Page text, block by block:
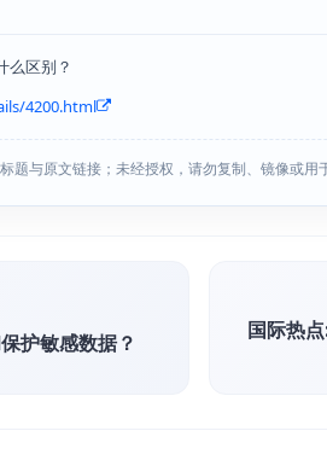
么区别？
4200.html
与原文链接；未经授权，请勿复制、镜像或用
护敏感数据？
国际热